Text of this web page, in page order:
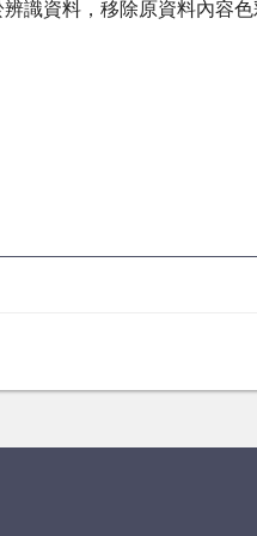
識資料，移除原資料內容